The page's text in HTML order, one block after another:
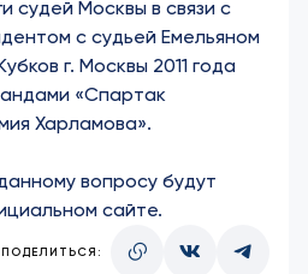
судей Москвы в связи с
с судьей Емельяном
г. Москвы 2011 года
«Спартак
Харламова».
вопросу будут
сайте.
ПОДЕЛИТЬСЯ: